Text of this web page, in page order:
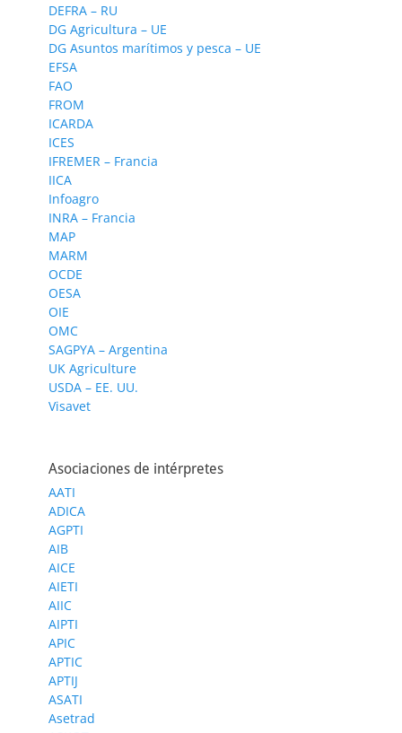
DEFRA – RU
DG Agricultura – UE
DG Asuntos marítimos y pesca – UE
EFSA
FAO
FROM
ICARDA
ICES
IFREMER – Francia
IICA
Infoagro
INRA – Francia
MAP
MARM
OCDE
OESA
OIE
OMC
SAGPYA – Argentina
UK Agriculture
USDA – EE. UU.
Visavet
Asociaciones de intérpretes
AATI
ADICA
AGPTI
AIB
AICE
AIETI
AIIC
AIPTI
APIC
APTIC
APTIJ
ASATI
Asetrad